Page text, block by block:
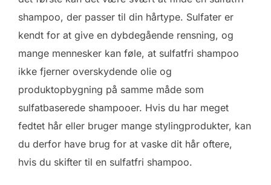
shampoo, der passer til din hårtype. Sulfater er
kendt for at give en dybdegående rensning, og
mange mennesker kan føle, at sulfatfri shampoo
ikke fjerner overskydende olie og
produktopbygning på samme måde som
sulfatbaserede shampooer. Hvis du har meget
fedtet hår eller bruger mange stylingprodukter, kan
du derfor have brug for at vaske dit hår oftere,
hvis du skifter til en sulfatfri shampoo.